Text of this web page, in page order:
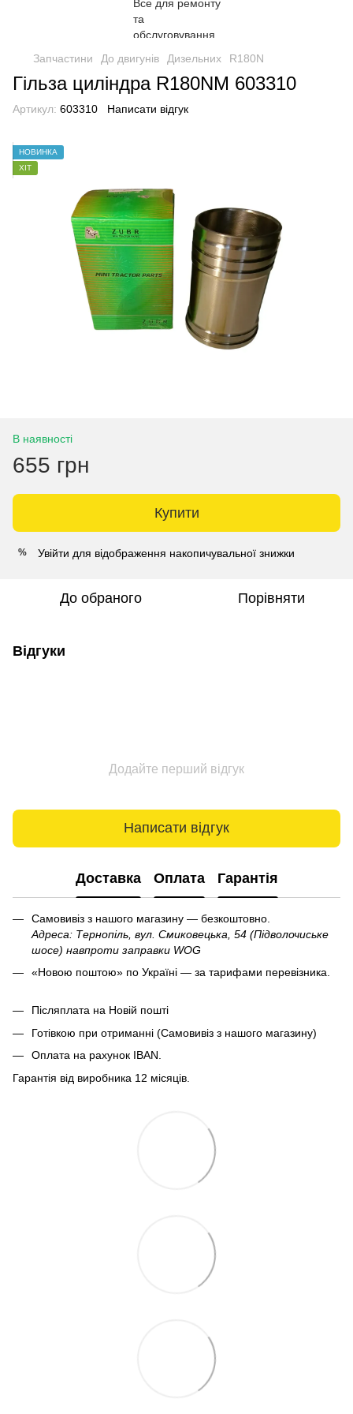
Запчастини До двигунів Дизельних R180N
Гільза циліндра R180NM 603310
Артикул: 603310 Написати відгук
НОВИНКА
ХІТ
В наявності
655 грн
Купити
% Увійти для відображення накопичувальної знижки
До обраного Порівняти
Відгуки
Додайте перший відгук
Написати відгук
Доставка Оплата Гарантія
Самовивіз з нашого магазину — безкоштовно.
Адреса: Тернопіль, вул. Смиковецька, 54 (Підволочиське
шосе) навпроти заправки WOG
«Новою поштою» по Україні — за тарифами перевізника.
Післяплата на Новій пошті
Готівкою при отриманні (Самовивіз з нашого магазину)
Оплата на рахунок IBAN.
Гарантія від виробника 12 місяців.